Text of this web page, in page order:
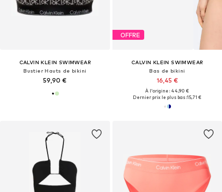
CALVIN KLEIN SWIMWEAR
Bustier Hauts de bikini
59,90 €
OFFRE
CALVIN KLEIN SWIMWEAR
Bas de bikini
16,45 €
À l'origine : 44,90 €
Dernier prix le plus bas :15,71 €